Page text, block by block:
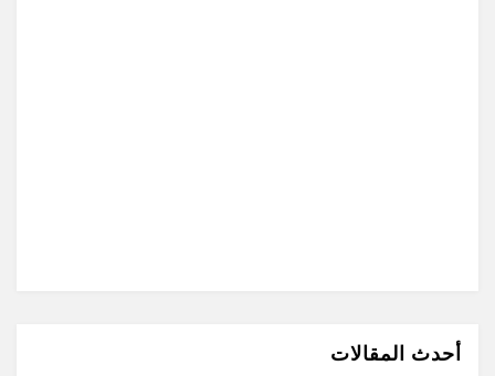
أحدث المقالات